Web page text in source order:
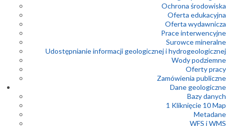
Ochrona środowiska
Oferta edukacyjna
Oferta wydawnicza
Prace interwencyjne
Surowce mineralne
Udostępnianie informacji geologicznej i hydrogeologicznej
Wody podziemne
Oferty pracy
Zamówienia publiczne
Dane geologiczne
Bazy danych
1 Kliknięcie 10 Map
Metadane
WFS i WMS